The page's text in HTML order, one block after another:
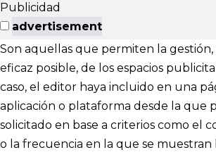
Publicidad
advertisement
Son aquellas que permiten la gestión,
eficaz posible, de los espacios
caso, el editor haya incluido en una
aplicación o plataforma desde la que
solicitado en base a criterios como el
o la frecuencia en la que se muestran